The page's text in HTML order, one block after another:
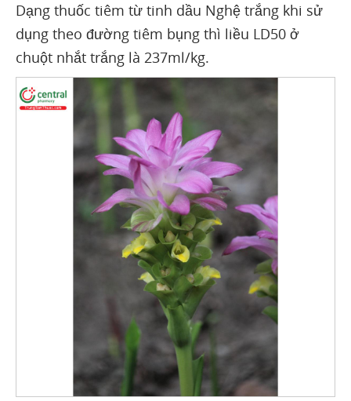
Dạng thuốc tiêm từ tinh dầu Nghệ trắng khi sử
dụng theo đường tiêm bụng thì liều LD50 ở
chuột nhắt trắng là 237ml/kg.